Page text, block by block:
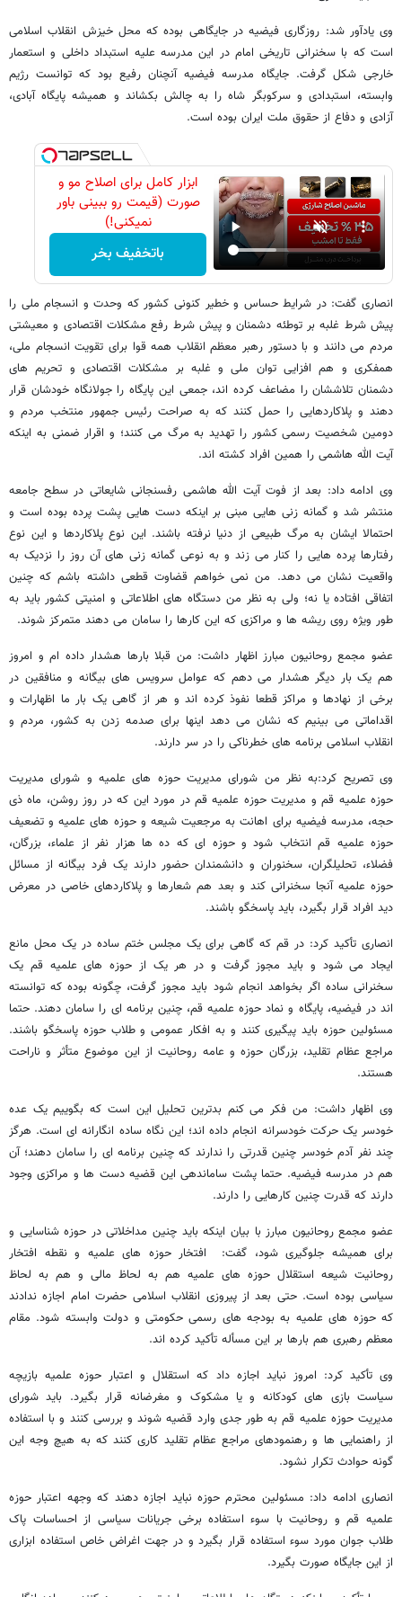
وی یادآور شد: روزگاری فیضیه در جایگاهی بوده که محل خیزش انقلاب اسلامی
است که با سخنرانی تاریخی امام در این مدرسه علیه استبداد داخلی و استعمار
خارجی شکل گرفت. جایگاه مدرسه فیضیه آنچنان رفیع بود که توانست رژیم
وابسته، استبدادی و سرکوبگر شاه را به چالش بکشاند و همیشه پایگاه آبادی،
آزادی و دفاع از حقوق ملت ایران بوده است.
ابزار کامل برای اصلاح مو و
صورت (قیمت رو ببینی باور
نمیکنی!)
باتخفیف بخر
انصاری گفت: در شرایط حساس و خطیر کنونی کشور که وحدت و انسجام ملی را
پیش شرط غلبه بر توطئه دشمنان و پیش شرط رفع مشکلات اقتصادی و معیشتی
مردم می دانند و با دستور رهبر معظم انقلاب همه قوا برای تقویت انسجام ملی،
همفکری و هم افزایی توان ملی و غلبه بر مشکلات اقتصادی و تحریم های
دشمنان تلاششان را مضاعف کرده اند، جمعی این پایگاه را جولانگاه خودشان قرار
دهند و پلاکاردهایی را حمل کنند که به صراحت رئیس جمهور منتخب مردم و
دومین شخصیت رسمی کشور را تهدید به مرگ می کنند؛ و اقرار ضمنی به اینکه
آیت الله هاشمی را همین افراد کشته اند.
وی ادامه داد: بعد از فوت آیت الله هاشمی رفسنجانی شایعاتی در سطح جامعه
منتشر شد و گمانه زنی هایی مبنی بر اینکه دست هایی پشت پرده بوده است و
احتمالا ایشان به مرگ طبیعی از دنیا نرفته باشند. این نوع پلاکاردها و این نوع
رفتارها پرده هایی را کنار می زند و به نوعی گمانه زنی های آن روز را نزدیک به
واقعیت نشان می دهد. من نمی خواهم قضاوت قطعی داشته باشم که چنین
اتفاقی افتاده یا نه؛ ولی به نظر من دستگاه های اطلاعاتی و امنیتی کشور باید به
طور ویژه روی ریشه ها و مراکزی که این کارها را سامان می دهند متمرکز شوند.
عضو مجمع روحانیون مبارز اظهار داشت: من قبلا بارها هشدار داده ام و امروز
هم یک بار دیگر هشدار می دهم که عوامل سرویس های بیگانه و منافقین در
برخی از نهادها و مراکز قطعا نفوذ کرده اند و هر از گاهی یک بار ما اظهارات و
اقداماتی می بینیم که نشان می دهد اینها برای صدمه زدن به کشور، مردم و
انقلاب اسلامی برنامه های خطرناکی را در سر دارند.
وی تصریح کرد:به نظر من شورای مدیریت حوزه های علمیه و شورای مدیریت
حوزه علمیه قم و مدیریت حوزه علمیه قم در مورد این که در روز روشن، ماه ذی
حجه، مدرسه فیضیه برای اهانت به مرجعیت شیعه و حوزه های علمیه و تضعیف
حوزه علمیه قم انتخاب شود و حوزه ای که ده ها هزار نفر از علماء، بزرگان،
فضلاء، تحلیلگران، سخنوران و دانشمندان حضور دارند یک فرد بیگانه از مسائل
حوزه علمیه آنجا سخنرانی کند و بعد هم شعارها و پلاکاردهای خاصی در معرض
دید افراد قرار بگیرد، باید پاسخگو باشند.
انصاری تأکید کرد: در قم که گاهی برای یک مجلس ختم ساده در یک محل مانع
ایجاد می شود و باید مجوز گرفت و در هر یک از حوزه های علمیه قم یک
سخنرانی ساده اگر بخواهد انجام شود باید مجوز گرفت، چگونه بوده که توانسته
اند در فیضیه، پایگاه و نماد حوزه علمیه قم، چنین برنامه ای را سامان دهند. حتما
مسئولین حوزه باید پیگیری کنند و به افکار عمومی و طلاب حوزه پاسخگو باشند.
مراجع عظام تقلید، بزرگان حوزه و عامه روحانیت از این موضوع متأثر و ناراحت
هستند.
وی اظهار داشت: من فکر می کنم بدترین تحلیل این است که بگوییم یک عده
خودسر یک حرکت خودسرانه انجام داده اند؛ این نگاه ساده انگارانه ای است. هرگز
چند نفر آدم خودسر چنین قدرتی را ندارند که چنین برنامه ای را سامان دهند؛ آن
هم در مدرسه فیضیه. حتما پشت ساماندهی این قضیه دست ها و مراکزی وجود
دارند که قدرت چنین کارهایی را دارند.
عضو مجمع روحانیون مبارز با بیان اینکه باید چنین مداخلاتی در حوزه شناسایی و
برای همیشه جلوگیری شود، گفت: افتخار حوزه های علمیه و نقطه افتخار
روحانیت شیعه استقلال حوزه های علمیه هم به لحاظ مالی و هم به لحاظ
سیاسی بوده است. حتی بعد از پیروزی انقلاب اسلامی حضرت امام اجازه ندادند
که حوزه های علمیه به بودجه های رسمی حکومتی و دولت وابسته شود. مقام
معظم رهبری هم بارها بر این مسأله تأکید کرده اند.
وی تأکید کرد: امروز نباید اجازه داد که استقلال و اعتبار حوزه علمیه بازیچه
سیاست بازی های کودکانه و یا مشکوک و مغرضانه قرار بگیرد. باید شورای
مدیریت حوزه علمیه قم به طور جدی وارد قضیه شوند و بررسی کنند و با استفاده
از راهنمایی ها و رهنمودهای مراجع عظام تقلید کاری کنند که به هیچ وجه این
گونه حوادث تکرار نشود.
انصاری ادامه داد: مسئولین محترم حوزه نباید اجازه دهند که وجهه اعتبار حوزه
علمیه قم و روحانیت با سوء استفاده برخی جریانات سیاسی از احساسات پاک
طلاب جوان مورد سوء استفاده قرار بگیرد و در جهت اغراض خاص استفاده ابزاری
از این جایگاه صورت بگیرد.